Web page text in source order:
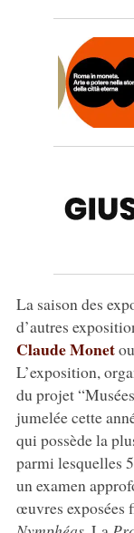
La saison des
d’autres
Claude Monet
L’exposition,
du projet
jumelée cette
qui possède la
parmi lesquelles
un examen
œuvres exposées